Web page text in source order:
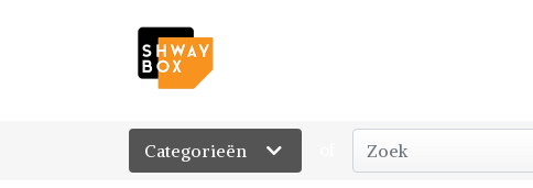
Categorieën